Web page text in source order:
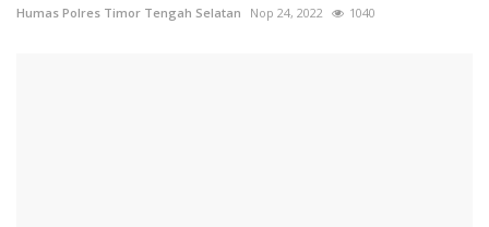
Humas Polres Timor Tengah Selatan Nop 24, 2022 1040